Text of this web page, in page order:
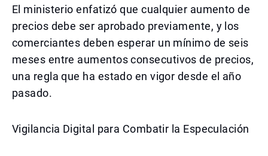
El ministerio enfatizó que cualquier aumento de
precios debe ser aprobado previamente, y los
comerciantes deben esperar un mínimo de seis
meses entre aumentos consecutivos de precios,
una regla que ha estado en vigor desde el año
pasado.
Vigilancia Digital para Combatir la Especulación